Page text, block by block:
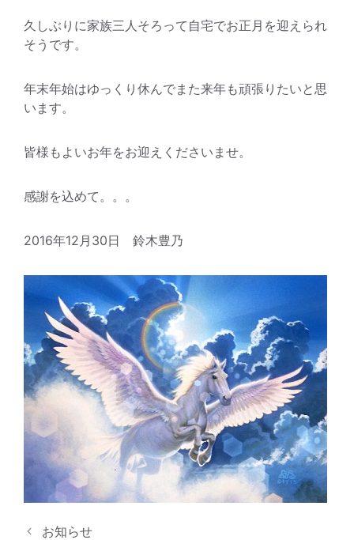
久しぶりに家族三人そろって自宅でお正月を迎えられ
そうです。
年末年始はゆっくり休んでまた来年も頑張りたいと思
います。
皆様もよいお年をお迎えくださいませ。
感謝を込めて。。。
2016年12月30日 鈴木豊乃
お知らせ